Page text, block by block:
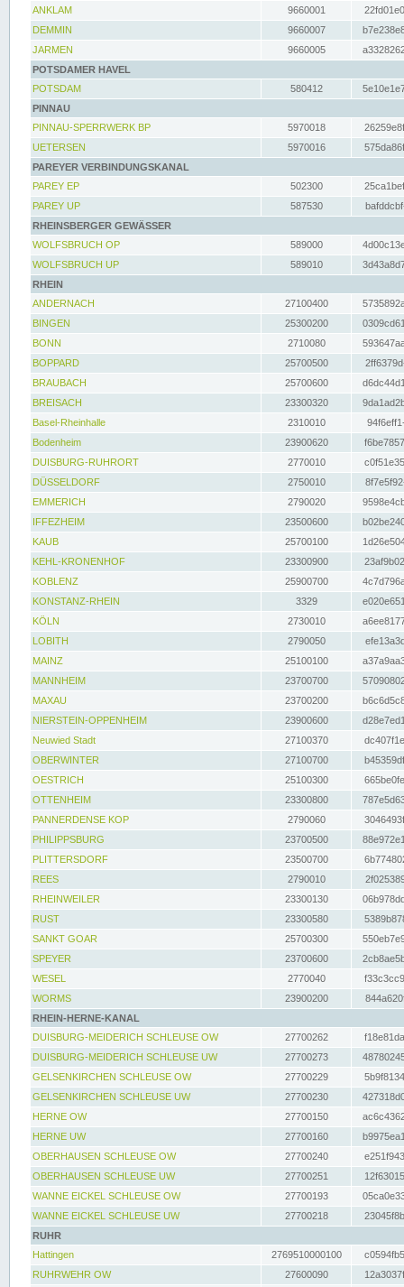
ANKLAM
9660001
DEMMIN
9660007
JARMEN
9660005
POTSDAMER HAVEL
POTSDAM
580412
PINNAU
PINNAU-SPERRWERK BP
5970018
UETERSEN
5970016
PAREYER VERBINDUNGSKANAL
PAREY EP
502300
PAREY UP
587530
RHEINSBERGER GEWÄSSER
WOLFSBRUCH OP
589000
WOLFSBRUCH UP
589010
RHEIN
ANDERNACH
27100400
BINGEN
25300200
BONN
2710080
BOPPARD
25700500
BRAUBACH
25700600
BREISACH
23300320
Basel-Rheinhalle
2310010
Bodenheim
23900620
DUISBURG-RUHRORT
2770010
DÜSSELDORF
2750010
EMMERICH
2790020
IFFEZHEIM
23500600
KAUB
25700100
KEHL-KRONENHOF
23300900
KOBLENZ
25900700
KONSTANZ-RHEIN
3329
KÖLN
2730010
LOBITH
2790050
MAINZ
25100100
MANNHEIM
23700700
MAXAU
23700200
NIERSTEIN-OPPENHEIM
23900600
Neuwied Stadt
27100370
OBERWINTER
27100700
OESTRICH
25100300
OTTENHEIM
23300800
PANNERDENSE KOP
2790060
PHILIPPSBURG
23700500
PLITTERSDORF
23500700
REES
2790010
RHEINWEILER
23300130
RUST
23300580
SANKT GOAR
25700300
SPEYER
23700600
WESEL
2770040
WORMS
23900200
RHEIN-HERNE-KANAL
DUISBURG-MEIDERICH SCHLEUSE OW
27700262
DUISBURG-MEIDERICH SCHLEUSE UW
27700273
GELSENKIRCHEN SCHLEUSE OW
27700229
GELSENKIRCHEN SCHLEUSE UW
27700230
HERNE OW
27700150
HERNE UW
27700160
OBERHAUSEN SCHLEUSE OW
27700240
OBERHAUSEN SCHLEUSE UW
27700251
WANNE EICKEL SCHLEUSE OW
27700193
WANNE EICKEL SCHLEUSE UW
27700218
RUHR
Hattingen
2769510000100
RUHRWEHR OW
27600090